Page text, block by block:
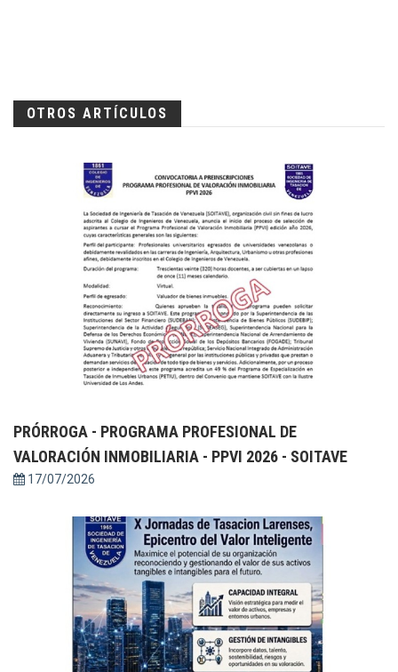
OTROS ARTÍCULOS
PRÓRROGA - PROGRAMA PROFESIONAL DE
VALORACIÓN INMOBILIARIA - PPVI 2026 - SOITAVE
17/07/2026